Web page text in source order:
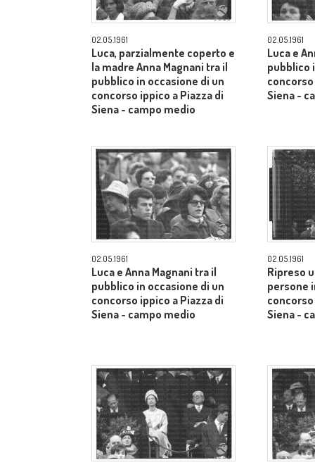
02.05.1961
Luca, parzialmente coperto e
la madre Anna Magnani tra il
pubblico in occasione di un
concorso ippico a Piazza di
Siena - campo medio
02.05.1961
Luca e
pubblico
Siena -
02.05.1961
Luca e Anna Magnani tra il
pubblico in occasione di un
concorso ippico a Piazza di
Siena - campo medio
02.05.1961
Ripreso
persone
Siena -